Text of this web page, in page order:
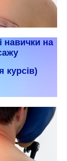
навички на
курсів)